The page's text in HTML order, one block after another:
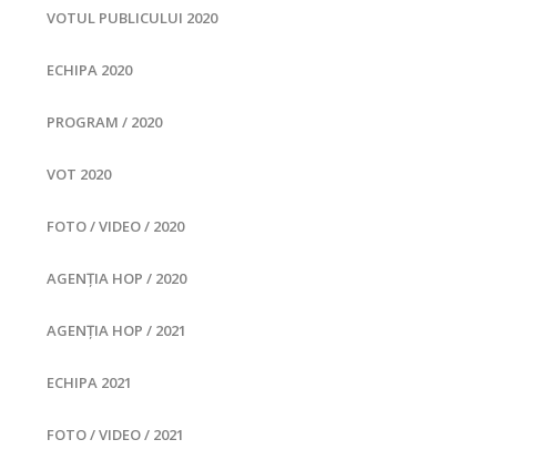
VOTUL PUBLICULUI 2020
ECHIPA 2020
PROGRAM / 2020
VOT 2020
FOTO / VIDEO / 2020
AGENȚIA HOP / 2020
AGENȚIA HOP / 2021
ECHIPA 2021
FOTO / VIDEO / 2021